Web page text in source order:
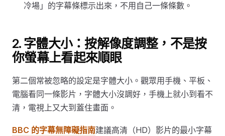
冷場」的字幕條標示出來，不用自己一條條數。
2. 字體大小：按解像度調整，不是按
你螢幕上看起來順眼
第二個常被忽略的設定是字體大小。觀眾用手機、平板、
電腦看同一條影片，字體大小沒調好，手機上就小到看不
清，電視上又大到蓋住畫面。
BBC 的字幕無障礙指南建議高清（HD）影片的最小字幕